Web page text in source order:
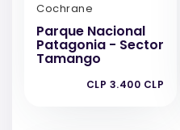
Cochrane
Parque Nacional
Patagonia - Sector
Tamango
CLP 3.400 CLP